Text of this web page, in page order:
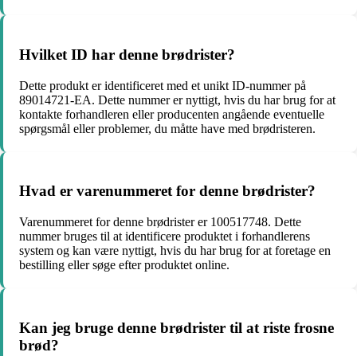
Hvilket ID har denne brødrister?
Dette produkt er identificeret med et unikt ID-nummer på
89014721-EA. Dette nummer er nyttigt, hvis du har brug for at
kontakte forhandleren eller producenten angående eventuelle
spørgsmål eller problemer, du måtte have med brødristeren.
Hvad er varenummeret for denne brødrister?
Varenummeret for denne brødrister er 100517748. Dette
nummer bruges til at identificere produktet i forhandlerens
system og kan være nyttigt, hvis du har brug for at foretage en
bestilling eller søge efter produktet online.
Kan jeg bruge denne brødrister til at riste frosne
brød?